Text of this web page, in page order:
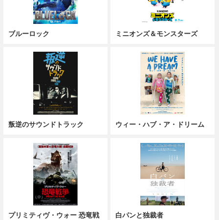
ブルーロック ミニオンズ＆モンスターズ
叛逆のサウンドトラック ウィー・ハブ・ア・ドリーム
プリミティヴ・ウォー 恐竜戦
白パンと独裁者